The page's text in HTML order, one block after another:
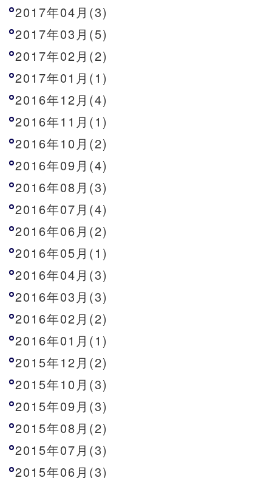
2017年04月(3)
2017年03月(5)
2017年02月(2)
2017年01月(1)
2016年12月(4)
2016年11月(1)
2016年10月(2)
2016年09月(4)
2016年08月(3)
2016年07月(4)
2016年06月(2)
2016年05月(1)
2016年04月(3)
2016年03月(3)
2016年02月(2)
2016年01月(1)
2015年12月(2)
2015年10月(3)
2015年09月(3)
2015年08月(2)
2015年07月(3)
2015年06月(3)